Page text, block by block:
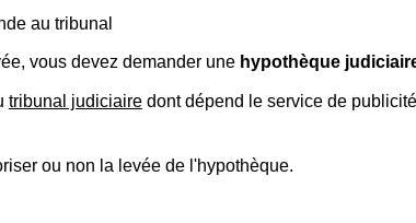
au tribunal
vous devez demander une hypothèque
tribunal judiciairedont dépend le service de
ou non la levée de l'hypothèque.